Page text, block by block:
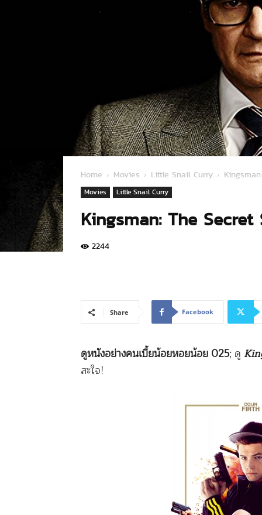
Home Movies Little Snail Curry
Movies Little Snail Curry
Kingsman: The Secret
2244
Share Facebook
ดูหนังอย่างคนเบี้ยน้อยหอยน้อย 025; ดู
สะใจ!